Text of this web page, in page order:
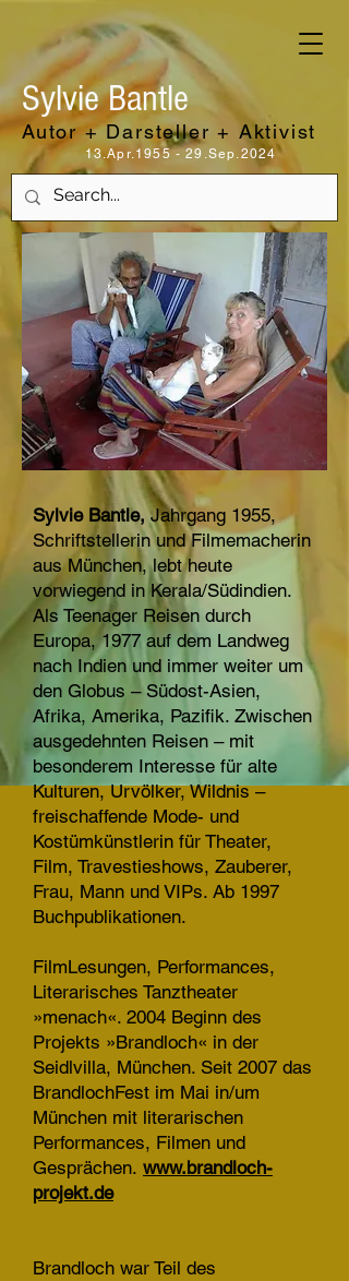
Sylvie Bantle
Autor + Darsteller + Aktivist
13.Apr.1955 - 29.Sep.2024
Sylvie Bantle,Jahrgang 1955,
Schriftstellerin und Filmemacherin
aus München, lebt heute
vorwiegend in Kerala/Südindien.
Als Teenager Reisen durch
Europa, 1977 auf dem Landweg
nach Indien und immer weiter um
den Globus – Südost-Asien,
Afrika, Amerika, Pazifik. Zwischen
ausgedehnten Reisen – mit
besonderem Interesse für alte
Kulturen, Urvölker, Wildnis –
freischaffende Mode- und
Kostümkünstlerin für Theater,
Film, Travestieshows, Zauberer,
Frau, Mann und VIPs. Ab 1997
Buchpublikationen.
FilmLesungen, Performances,
Literarisches Tanztheater
»menach«. 2004 Beginn des
Projekts »Brandloch« in der
Seidlvilla, München. Seit 2007 das
BrandlochFest im Mai in/um
München mit literarischen
Performances, Filmen und
Gesprächen. www.brandloch-
projekt.de
Brandloch war Teil des